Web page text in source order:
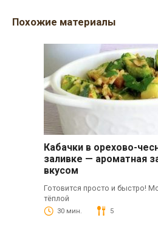
Похожие материалы
Кабачки в орехово-
заливке — ароматная
вкусом
Готовится просто и быстро!
тёплой
30 мин. 5